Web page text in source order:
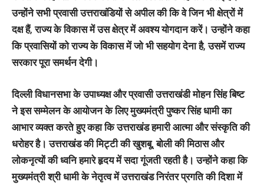
उन्होंने सभी प्रवासी उत्तराखंडियों से अपील की कि वे जिन भी क्षेत्रों में
दक्ष हैं, राज्य के विकास में उस क्षेत्र में अवश्य योगदान करें। उन्होंने कहा
कि प्रवासियों को राज्य के विकास में जो भी सहयोग देना है, उसमें राज्य
सरकार पूरा समर्थन देगी।
दिल्ली विधानसभा के उपाध्यक्ष और प्रवासी उत्तराखंडी मोहन सिंह बिष्ट
ने इस सम्मेलन के आयोजन के लिए मुख्यमंत्री पुष्कर सिंह धामी का
आभार व्यक्त करते हुए कहा कि उत्तराखंड हमारी आत्मा और संस्कृति की
धरोहर है। उत्तराखंड की मिट्टी की खुशबू, बोली की मिठास और
लोकनृत्यों की ध्वनि हमारे हृदय में सदा गूंजती रहती है। उन्होंने कहा कि
मुख्यमंत्री श्री धामी के नेतृत्व में उत्तराखंड निरंतर प्रगति की दिशा में